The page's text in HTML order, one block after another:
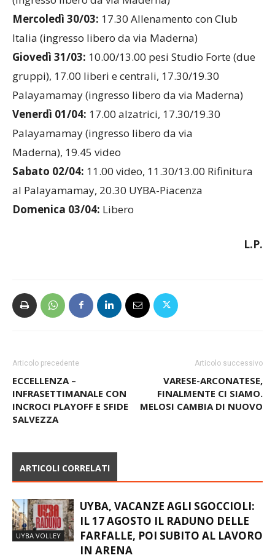
Mercoledì 30/03: 17.30 Allenamento con Club
Italia (ingresso libero da via Maderna)
Giovedì 31/03: 10.00/13.00 pesi Studio Forte (due
gruppi), 17.00 liberi e centrali, 17.30/19.30
Palayamamay (ingresso libero da via Maderna)
Venerdì 01/04: 17.00 alzatrici, 17.30/19.30
Palayamamay (ingresso libero da via
Maderna), 19.45 video
Sabato 02/04: 11.00 video, 11.30/13.00 Rifinitura
al Palayamamay, 20.30 UYBA-Piacenza
Domenica 03/04: Libero
L.P.
Articolo precedente
ECCELLENZA –
INFRASETTIMANALE CON
INCROCI PLAYOFF E SFIDE
SALVEZZA
Articolo successivo
VARESE-ARCONATESE,
FINALMENTE CI SIAMO.
MELOSI CAMBIA DI NUOVO
ARTICOLI CORRELATI
UYBA VOLLEY
UYBA, VACANZE AGLI SGOCCIOLI:
IL 17 AGOSTO IL RADUNO DELLE
FARFALLE, POI SUBITO AL LAVORO
IN ARENA